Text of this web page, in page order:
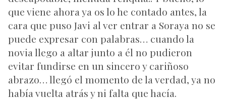
que viene ahora ya os lo he contado antes, la
cara que puso Javi al ver entrar a Soraya no se
puede expresar con palabras… cuando la
novia llego a altar junto a él no pudieron
evitar fundirse en un sincero y cariñoso
abrazo… llegó el momento de la verdad, ya no
había vuelta atrás y ni falta que hacía.